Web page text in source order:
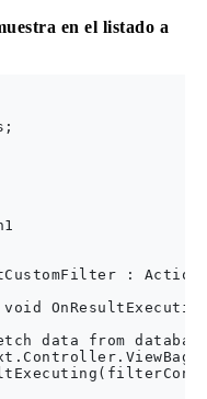
en el listado a
:
data from